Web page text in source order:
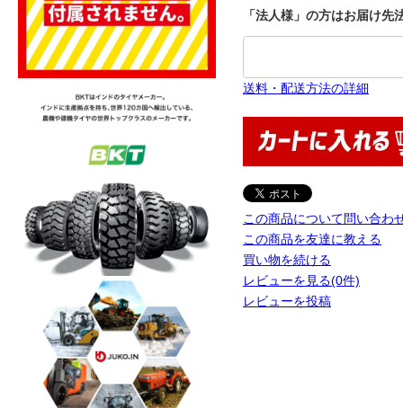
「法人様」の方はお届け
送料・配送方法の詳細
この商品について問い合わ
この商品を友達に教える
買い物を続ける
レビューを見る(0件)
レビューを投稿